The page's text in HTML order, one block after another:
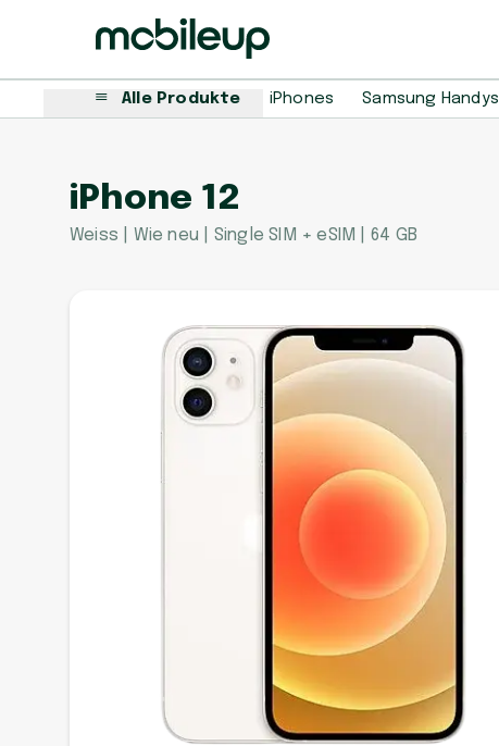
Alle Produkte iPhones Samsung Handys
iPhone 12
Weiss | Wie neu | Single SIM + eSIM | 64 GB